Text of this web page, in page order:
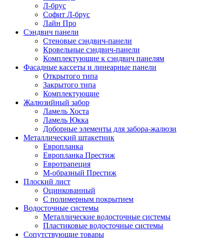
Л-брус
Софит Л-брус
Лайн Про
Сэндвич панели
Стеновые сэндвич-панели
Кровельные сэндвич-панели
Комплектующие к сэндвич панелям
Фасадные кассеты и линеарные панели
Открытого типа
Закрытого типа
Комплектующие
Жалюзийный забор
Ламель Хоста
Ламель Юкка
Доборные элементы для забора-жалюзи
Металлический штакетник
Европланка
Европланка Престиж
Евротрапеция
М-образный Престиж
Плоский лист
Оцинкованный
С полимерным покрытием
Водосточные системы
Металлические водосточные системы
Пластиковые водосточные системы
Сопутствующие товары